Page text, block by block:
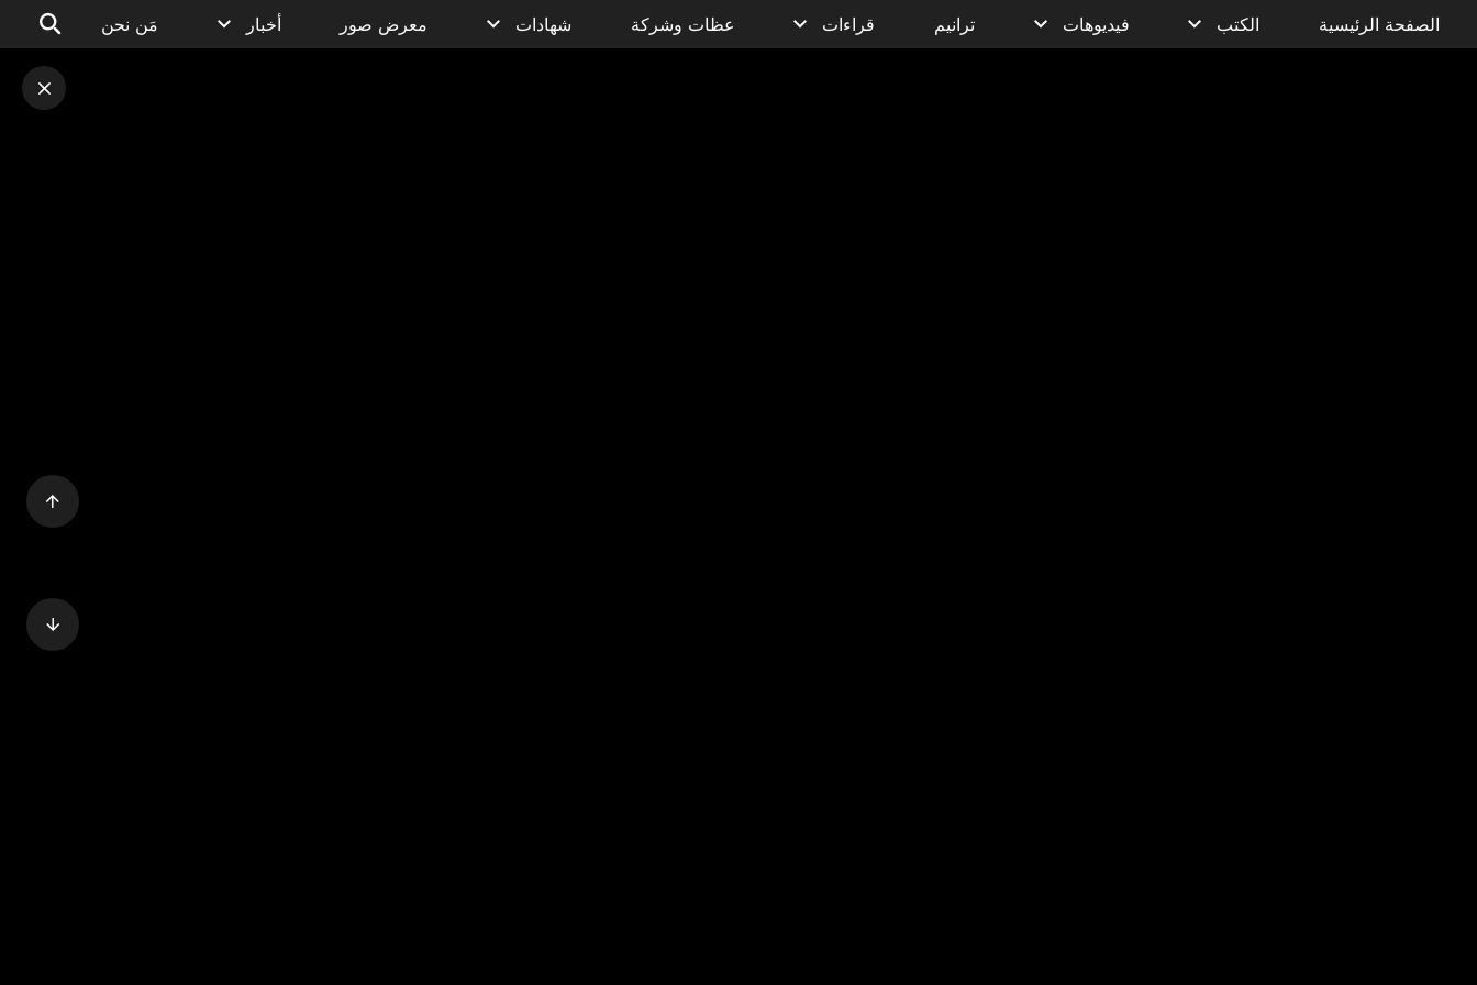
الصفحة الرئيسية الكتب فيديوهات ترانيم قراءات عظات وشركة شهادات معرض صور أخبار مَن نحن